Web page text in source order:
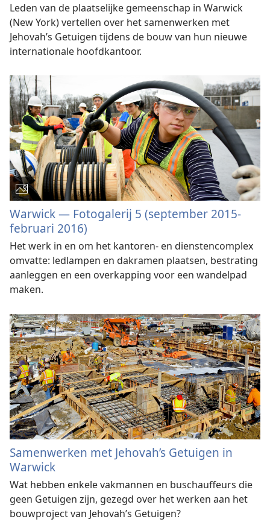
Leden van de plaatselijke gemeenschap in Warwick
(New York) vertellen over het samenwerken met
Jehovah’s Getuigen tijdens de bouw van hun nieuwe
internationale hoofdkantoor.
Warwick — Fotogalerij 5 (september 2015-
februari 2016)
Het werk in en om het kantoren- en dienstencomplex
omvatte: ledlampen en dakramen plaatsen, bestrating
aanleggen en een overkapping voor een wandelpad
maken.
Samenwerken met Jehovah’s Getuigen in
Warwick
Wat hebben enkele vakmannen en buschauffeurs die
geen Getuigen zijn, gezegd over het werken aan het
bouwproject van Jehovah’s Getuigen?